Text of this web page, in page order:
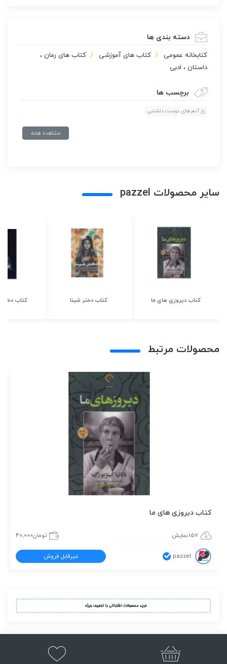
دسته بندی ها
كتابخانه عمومی کتاب های آموزشی
کتاب های رمان ،
داستان ، ادبی
برچسب ها
راز آدم های دوست داشتنی
مشاهده همه
سایر محصولات pazzel
کتاب دیروزی های ما کتاب دختر شینا کتاب دختر
محصولات مرتبط
کتاب دیروزی های ما
157 نمایش تومان40,000
pazzel غیرقابل فروش